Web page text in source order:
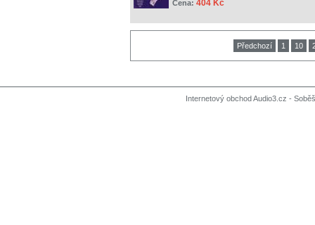
Cena: 404 Kč
Předchozí 1 10
Internetový obchod Audio3.cz -